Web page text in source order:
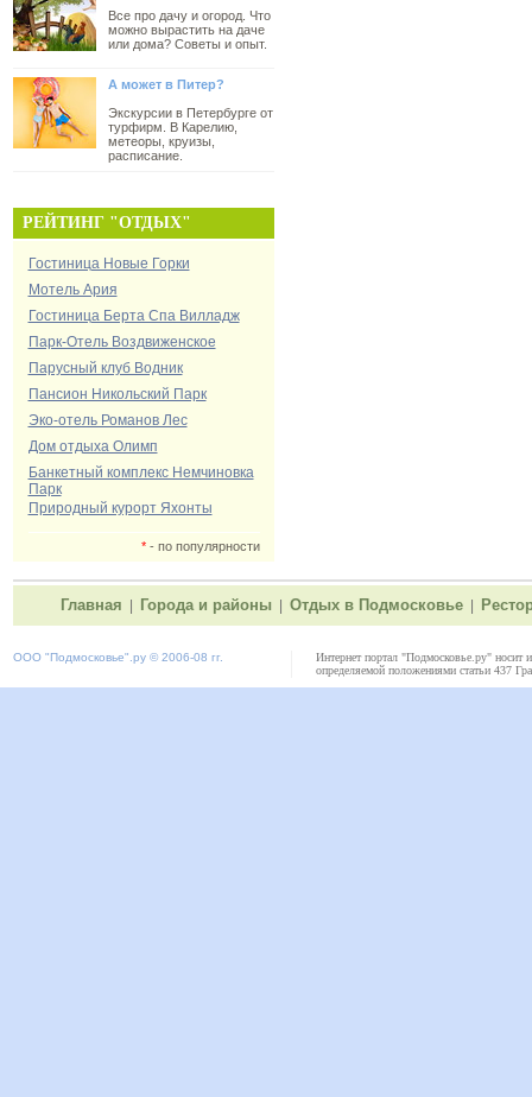
Все про дачу и огород. Что
можно вырастить на даче
или дома? Советы и опыт.
А может в Питер?
Экскурсии в Петербурге от
турфирм. В Карелию,
метеоры, круизы,
расписание.
РЕЙТИНГ "ОТДЫХ"
Гостиница Новые Горки
Мотель Ария
Гостиница Берта Спа Вилладж
Парк-Отель Воздвиженское
Парусный клуб Водник
Пансион Никольский Парк
Эко-отель Романов Лес
Дом отдыха Олимп
Банкетный комплекс Немчиновка
Парк
Природный курорт Яхонты
*- по популярности
Главная Города и районы Отдых в Подмосковье
ООО "Подмосковье" .ру © 2006-08 гг.
Интернет портал "Подмосковье.ру" носит
определяемой положениями статьи 437